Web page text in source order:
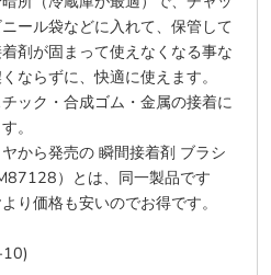
ール袋などに入れて、保管して
剤が固まって使えなくなる事な
ならずに、快適に使えます。
ック・合成ゴム・金属の接着に
。
から発売の 瞬間接着剤 ブラシ
）とは、同一製品です
り価格も安いのでお得です。